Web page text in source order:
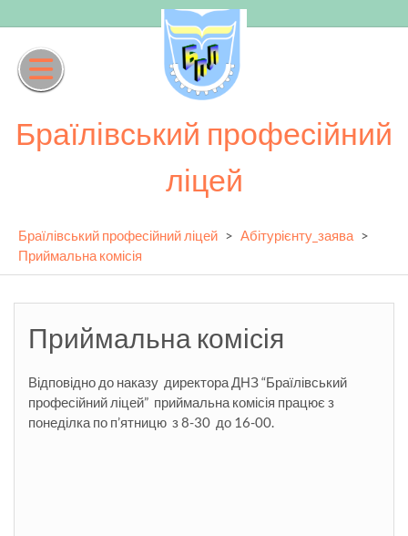
to
content
Браїлівський професійний
ліцей
Браїлівський професійний ліцей > Абітурієнту_заява >
Приймальна комісія
Приймальна комісія
Відповідно до наказу директора ДНЗ “Браїлівський
професійний ліцей” приймальна комісія працює з
понеділка по п’ятницю з 8-30 до 16-00.